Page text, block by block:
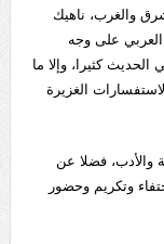
والغرب، ناهيك
العربي على وجه
كثيرا، وإلا ما
الغزيرة
والأدب، فضلا عن
وتكريم وحضور